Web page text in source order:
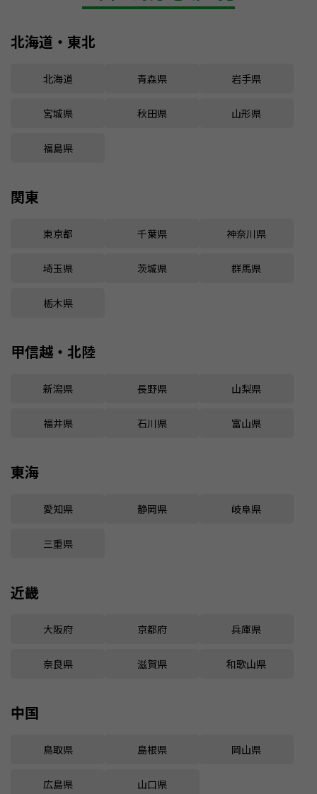
北海道・東北
北海道 青森県 岩手県
宮城県 秋田県 山形県
福島県
関東
東京都 千葉県 神奈川県
埼玉県 茨城県 群馬県
栃木県
甲信越・北陸
新潟県 長野県 山梨県
福井県 石川県 富山県
東海
愛知県 静岡県 岐阜県
三重県
近畿
大阪府 京都府 兵庫県
奈良県 滋賀県 和歌山県
中国
鳥取県 島根県 岡山県
広島県 山口県